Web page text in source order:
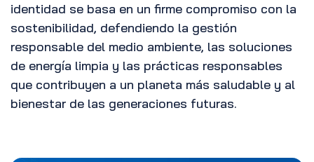
identidad se basa en un firme compromiso con la
sostenibilidad, defendiendo la gestión
responsable del medio ambiente, las soluciones
de energía limpia y las prácticas responsables
que contribuyen a un planeta más saludable y al
bienestar de las generaciones futuras.